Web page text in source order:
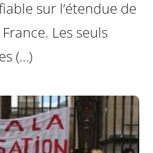
sur l’étendue de
Les seuls
(…)